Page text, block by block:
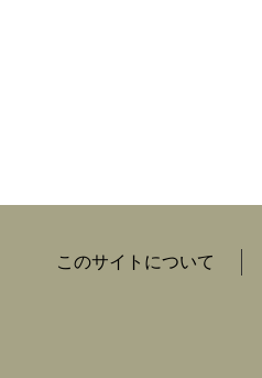
このサイトについて